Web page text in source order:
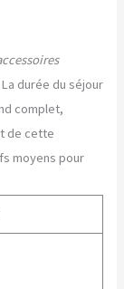
durée du séjour
complet,
de cette
moyens pour